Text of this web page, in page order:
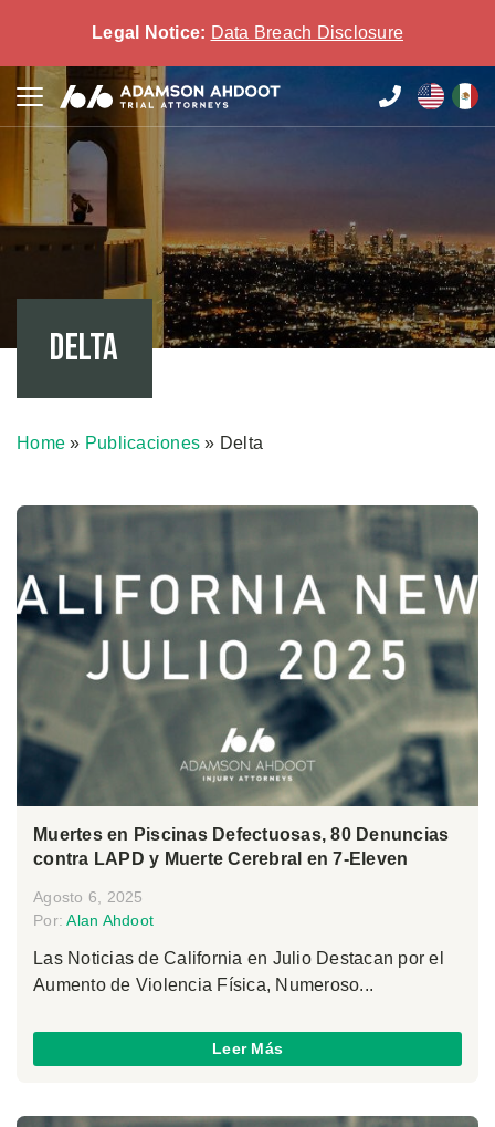
Legal Notice: Data Breach Disclosure
Delta
Home » Publicaciones » Delta
Muertes en Piscinas Defectuosas, 80 Denuncias
contra LAPD y Muerte Cerebral en 7-Eleven
Agosto 6, 2025
Por:Alan Ahdoot
Las Noticias de California en Julio Destacan por el
Aumento de Violencia Física, Numeroso...
Leer Más